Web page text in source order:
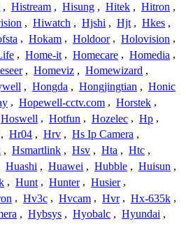
, Histream , Hisung , Hitek , Hitron ,
, Hiwatch , Hjshi , Hjt , Hkes ,
, Hokam , Holdoor , Holovision ,
, Home-it , Homecare , Homedia ,
, Homeviz , Homewizard ,
, Hongda , Hongjingtian , Honic
, Hopewell-cctv.com , Horstek ,
Hoswell , Hotfun , Hozelec , Hp ,
, Hr04 , Hrv , Hs Ip Camera ,
, Hsmartlink , Hsv , Hta , Htc ,
Huashi , Huawei , Hubble , Huisun ,
, Hunt , Hunter , Husier ,
, Hv3c , Hvcam , Hvr , Hx-635k ,
, Hybsys , Hyobalc , Hyundai ,